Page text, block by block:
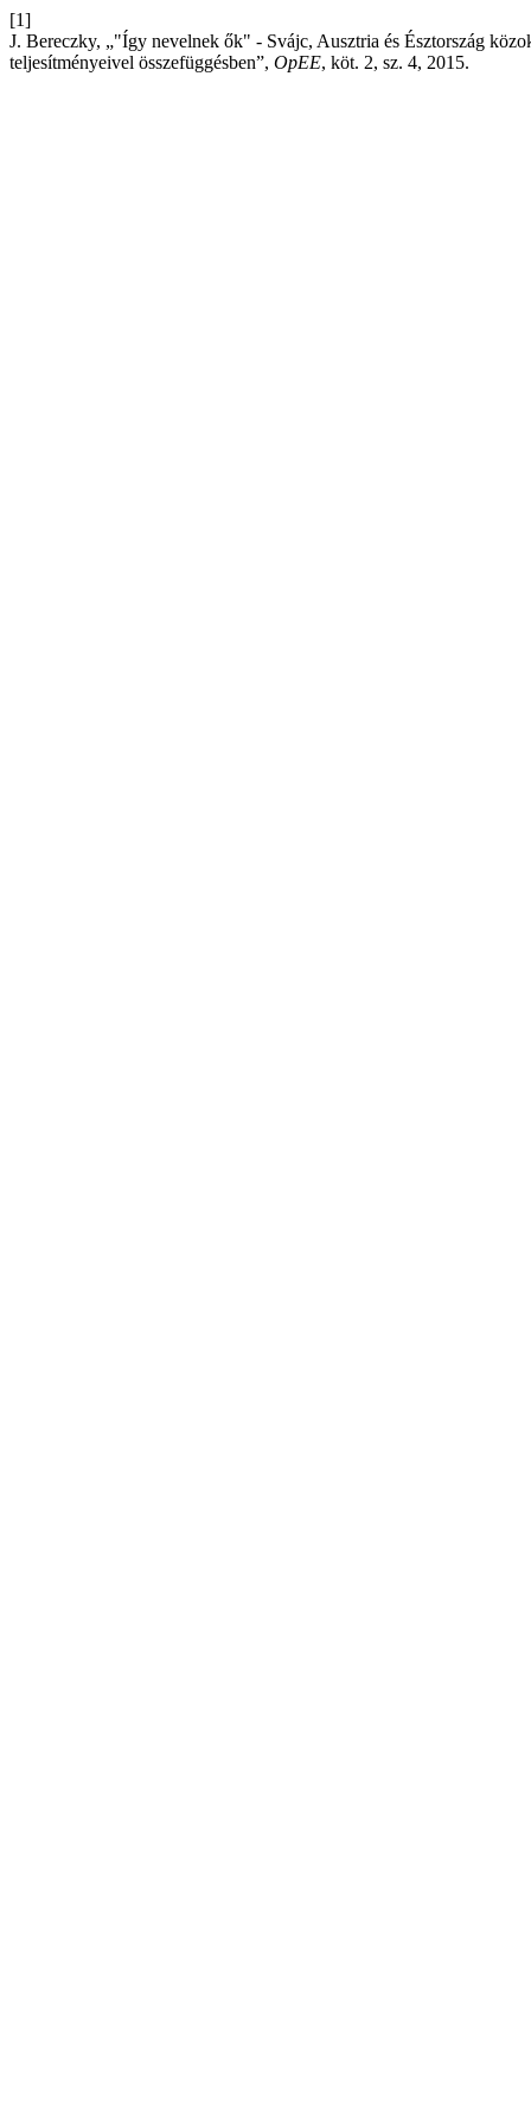
[1]
J. Bereczky, „"Így nevelnek ők" - Svájc, Ausztria és Észtország
teljesítményeivel összefüggésben”, OpEE, köt. 2, sz. 4, 2015.